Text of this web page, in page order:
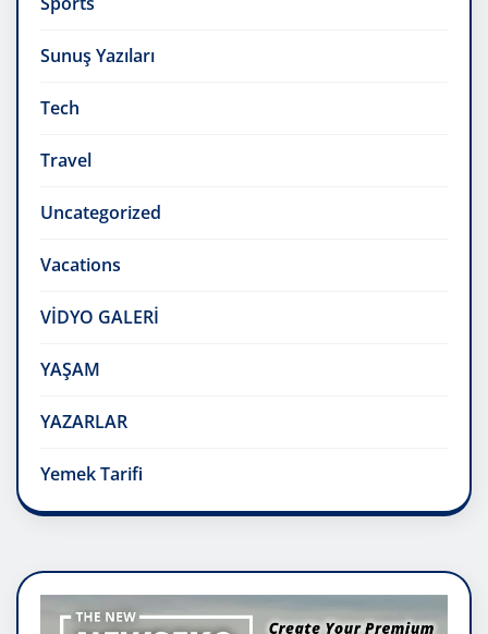
Sunuş Yazıları
Tech
Travel
Uncategorized
Vacations
VİDYO GALERİ
YAŞAM
YAZARLAR
Yemek Tarifi